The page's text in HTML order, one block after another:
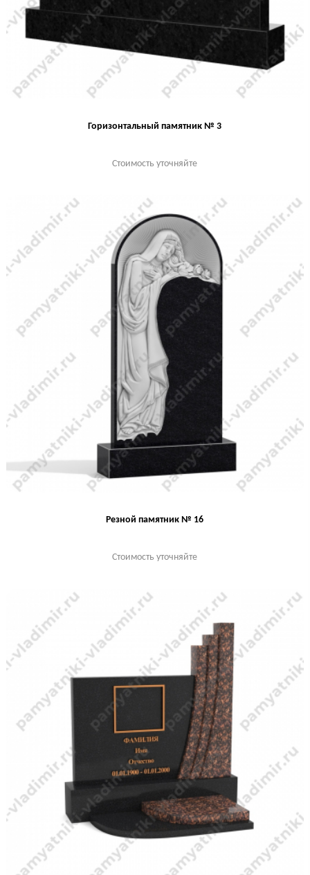
Горизонтальный памятник № 3
Стоимость уточняйте
Резной памятник № 16
Стоимость уточняйте